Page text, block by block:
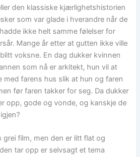
den klassiske kjærlighetshistorien
som var glade i hverandre når de
ikke helt samme følelser for
Mange år etter at gutten ikke ville
voksne. En dag dukker kvinnen
som nå er arkitekt, hun vil at
med farens hus slik at hun og faren
før faren takker for seg. Da dukker
opp, gode og vonde, og kanskje de
grei film, men den er litt flat og
tar opp er selvsagt et tema